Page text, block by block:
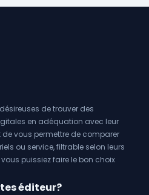
de trouver des
en adéquation avec leur
de vous permettre de comparer
ou service, filtrable selon leurs
puissiez faire le bon choix
éditeur?